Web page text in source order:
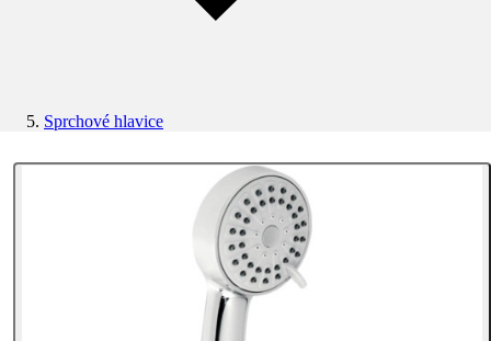
Sprchové hlavice